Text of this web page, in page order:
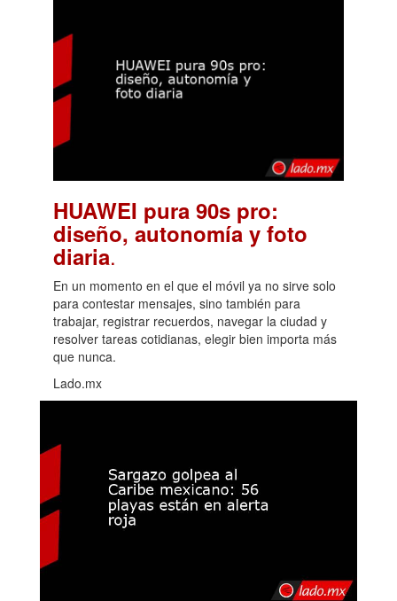
HUAWEI pura 90s pro:
diseño, autonomía y foto
diaria.
En un momento en el que el móvil ya no sirve solo
para contestar mensajes, sino también para
trabajar, registrar recuerdos, navegar la ciudad y
resolver tareas cotidianas, elegir bien importa más
que nunca.
Lado.mx